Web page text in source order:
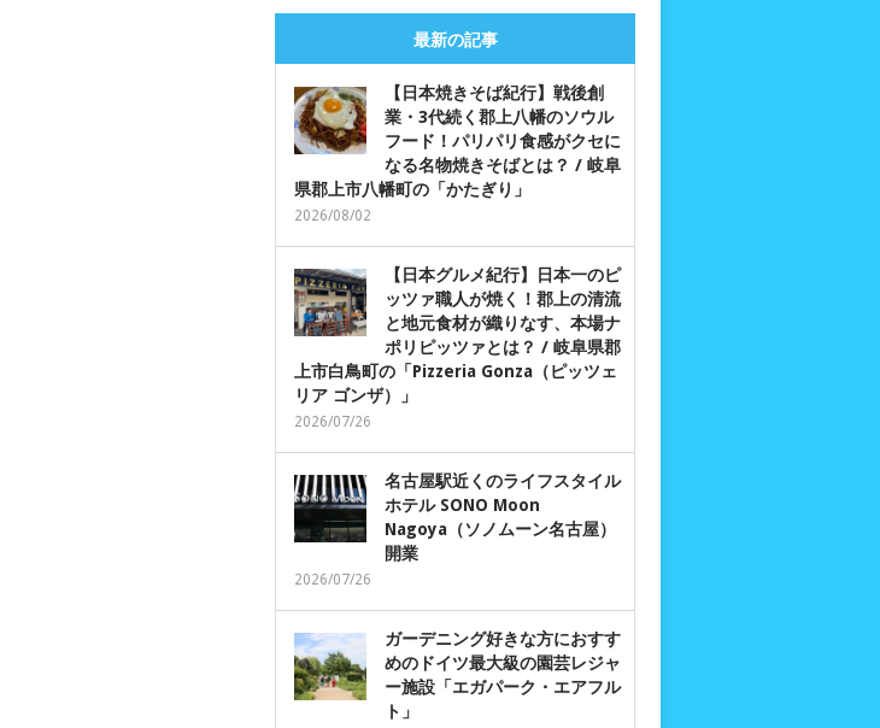
最新の記事
【日本焼きそば紀行】戦後創
業・3代続く郡上八幡のソウル
フード！パリパリ食感がクセに
なる名物焼きそばとは？ / 岐阜
県郡上市八幡町の「かたぎり」
2026/08/02
【日本グルメ紀行】日本一のピ
ッツァ職人が焼く！郡上の清流
と地元食材が織りなす、本場ナ
ポリピッツァとは？ / 岐阜県郡
上市白鳥町の「Pizzeria Gonza（ピッツェ
リア ゴンザ）」
2026/07/26
名古屋駅近くのライフスタイル
ホテル SONO Moon
Nagoya（ソノムーン名古屋）
開業
2026/07/26
ガーデニング好きな方におすす
めのドイツ最大級の園芸レジャ
ー施設「エガパーク・エアフル
ト」